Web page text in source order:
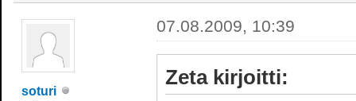
soturi
07.08.2009, 10:39
Zeta kirjoitti: